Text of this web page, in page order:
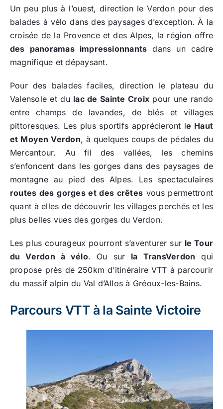
Un peu plus à l’ouest, direction le Verdon pour des
balades à vélo dans des paysages d’exception. À la
croisée de la Provence et des Alpes, la région offre
des panoramas impressionnants dans un cadre
magnifique et dépaysant.
Pour des balades faciles, direction le plateau du
Valensole et du lac de Sainte Croix pour une rando
entre champs de lavandes, de blés et villages
pittoresques. Les plus sportifs apprécieront le Haut
et Moyen Verdon, à quelques coups de pédales du
Mercantour. Au fil des vallées, les chemins
s’enfoncent dans les gorges dans des paysages de
montagne au pied des Alpes. Les spectaculaires
routes des gorges et des crêtes vous permettront
quant à elles de découvrir les villages perchés et les
plus belles vues des gorges du Verdon.
Les plus courageux pourront s’aventurer sur le Tour
du Verdon à vélo. Ou sur la TransVerdon qui
propose près de 250km d’itinéraire VTT à parcourir
du massif alpin du Val d’Allos à Gréoux-les-Bains.
Parcours VTT à la Sainte Victoire